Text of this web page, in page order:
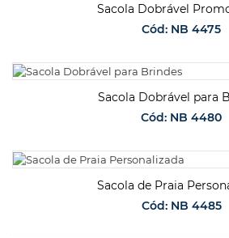
Sacola Dobrável
Cód: NB 4475
SOLICITAR
Sacola Dobrável para
Cód: NB 4480
SOLICITAR
Sacola de Praia
Cód: NB 4485